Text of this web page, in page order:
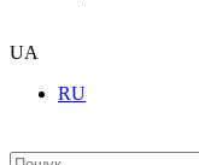
UA
RU